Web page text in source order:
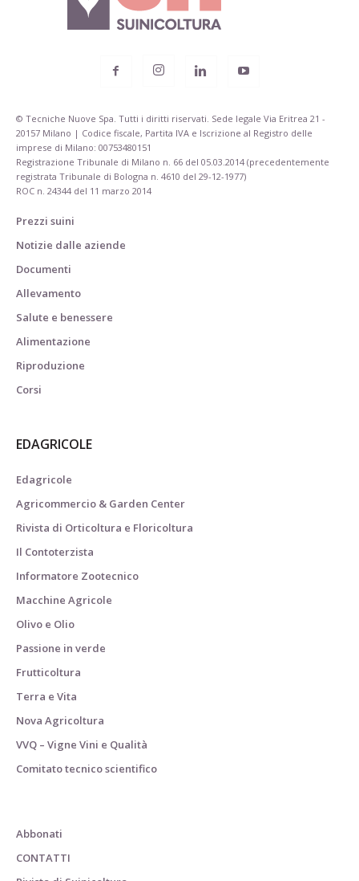
© Tecniche Nuove Spa. Tutti i diritti riservati. Sede legale Via Eritrea 21 -
20157 Milano | Codice fiscale, Partita IVA e Iscrizione al Registro delle
imprese di Milano: 00753480151
Registrazione Tribunale di Milano n. 66 del 05.03.2014 (precedentemente
registrata Tribunale di Bologna n. 4610 del 29-12-1977)
ROC n. 24344 del 11 marzo 2014
Prezzi suini
Notizie dalle aziende
Documenti
Allevamento
Salute e benessere
Alimentazione
Riproduzione
Corsi
EDAGRICOLE
Edagricole
Agricommercio & Garden Center
Rivista di Orticoltura e Floricoltura
Il Contoterzista
Informatore Zootecnico
Macchine Agricole
Olivo e Olio
Passione in verde
Frutticoltura
Terra e Vita
Nova Agricoltura
VVQ – Vigne Vini e Qualità
Comitato tecnico scientifico
Abbonati
CONTATTI